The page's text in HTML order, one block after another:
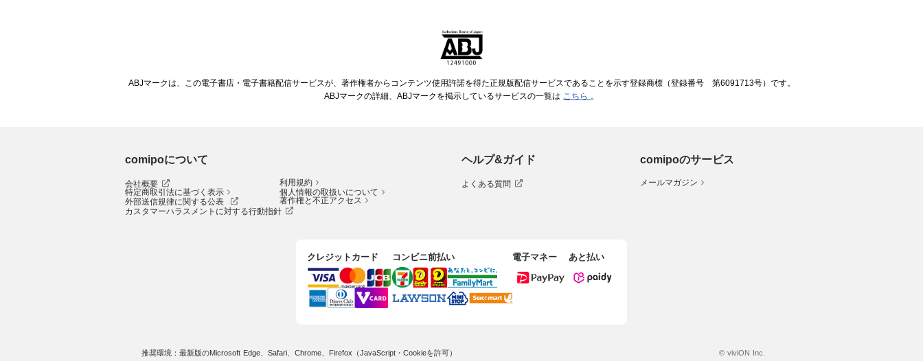
ABJマークは、この電子書店・電子書籍配信サービスが、著作権者からコンテンツ使用許諾を得た正規版配信サービスであることを示す登録商標（登録番号 第6091713号）です。
ABJマークの詳細、ABJマークを掲示しているサービスの一覧は こちら 。
comipoについて
会社概要
利用規約
特定商取引法に基づく表示
個人情報の取扱いについて
外部送信規律に関する公表
著作権と不正アクセス
カスタマーハラスメントに対する行動指針
ヘルプ&ガイド
よくある質問
comipoのサービス
メールマガジン
クレジットカード コンビニ前払い 電子マネー あと払い
推奨環境：最新版のMicrosoft Edge、Safari、Chrome、Firefox（JavaScript・Cookieを許可） © viviON Inc.